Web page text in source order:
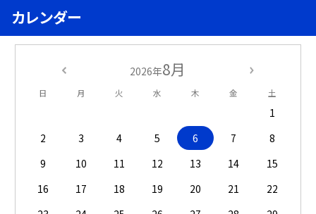
カレンダー
2026年8月
日 月 火 水 木 金 土
1
2
3 4 5 6 7
8
9
10 11 12 13 14
15
16
17 18 19 20 21
22